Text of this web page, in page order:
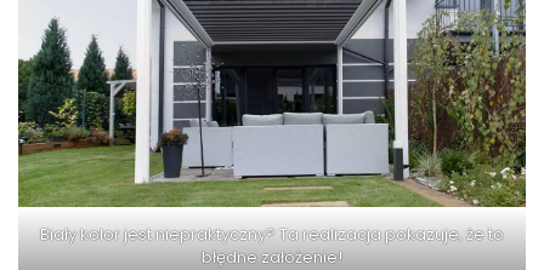
Biały kolor jest niepraktyczny? Ta realizacja pokazuje, że to
błędne założenie!